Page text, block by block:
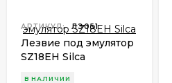
АРТИКУЛ: ЛЭ051
Лезвие под эмулятор
SZ18EH Silca
В НАЛИЧИИ